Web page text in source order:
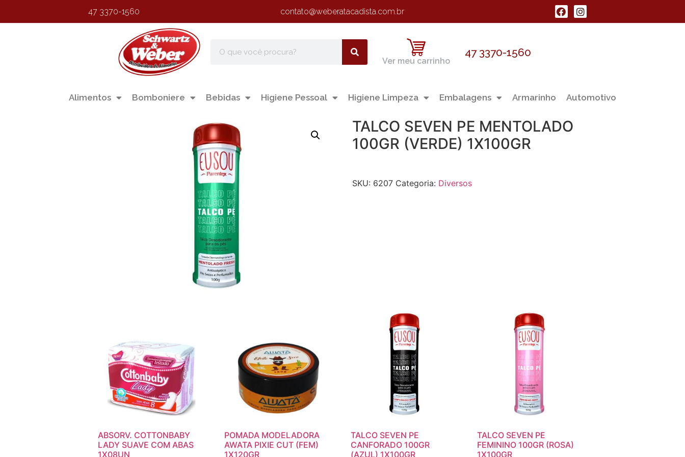
47 3370-1560 contato@weberatacadista.com.br
Ver meu carrinho
47 3370-1560
Alimentos Bomboniere Bebidas Higiene Pessoal Higiene Limpeza Embalagens Armarinho Automotivo
TALCO SEVEN PE MENTOLADO
100GR (VERDE) 1X100GR
SKU: 6207 Categoria: Diversos
ABSORV. COTTONBABY
LADY SUAVE COM ABAS
1X08UN
POMADA MODELADORA
AWATA PIXIE CUT (FEM)
1X120GR
TALCO SEVEN PE
CANFORADO 100GR
(AZUL) 1X100GR
TALCO SEVEN PE
FEMININO 100GR (ROSA)
1X100GR